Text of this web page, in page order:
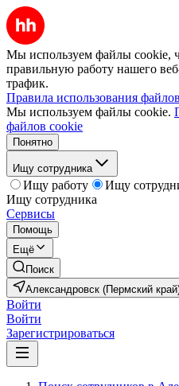
Мы используем файлы cookie,
правильную работу нашего
трафик.
Правила использования
Мы используем файлы cookie.
файлов cookie
Понятно
Ищу сотрудника
Ищу работу
Ищу
Ищу сотрудника
Сервисы
Помощь
Ещё
Поиск
Александровск (Пермский
Войти
Войти
Зарегистрироваться